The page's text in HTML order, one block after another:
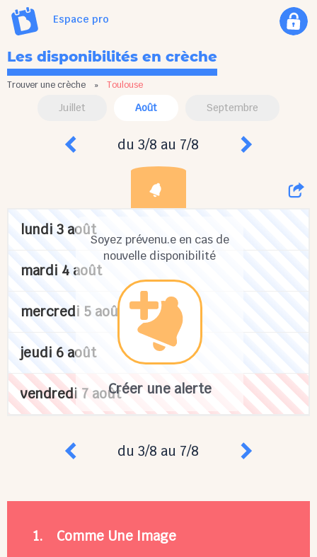
Espace pro
Les disponibilités en crèche
Trouver une crèche » Toulouse
Juillet Août Septembre
du 3/8 au 7/8
Soyez prévenu.e en cas de
nouvelle disponibilité
Créer une alerte
lundi 3 août
mardi 4 août
mercredi 5 août
jeudi 6 août
vendredi 7 août
du 3/8 au 7/8
1. Comme Une Image